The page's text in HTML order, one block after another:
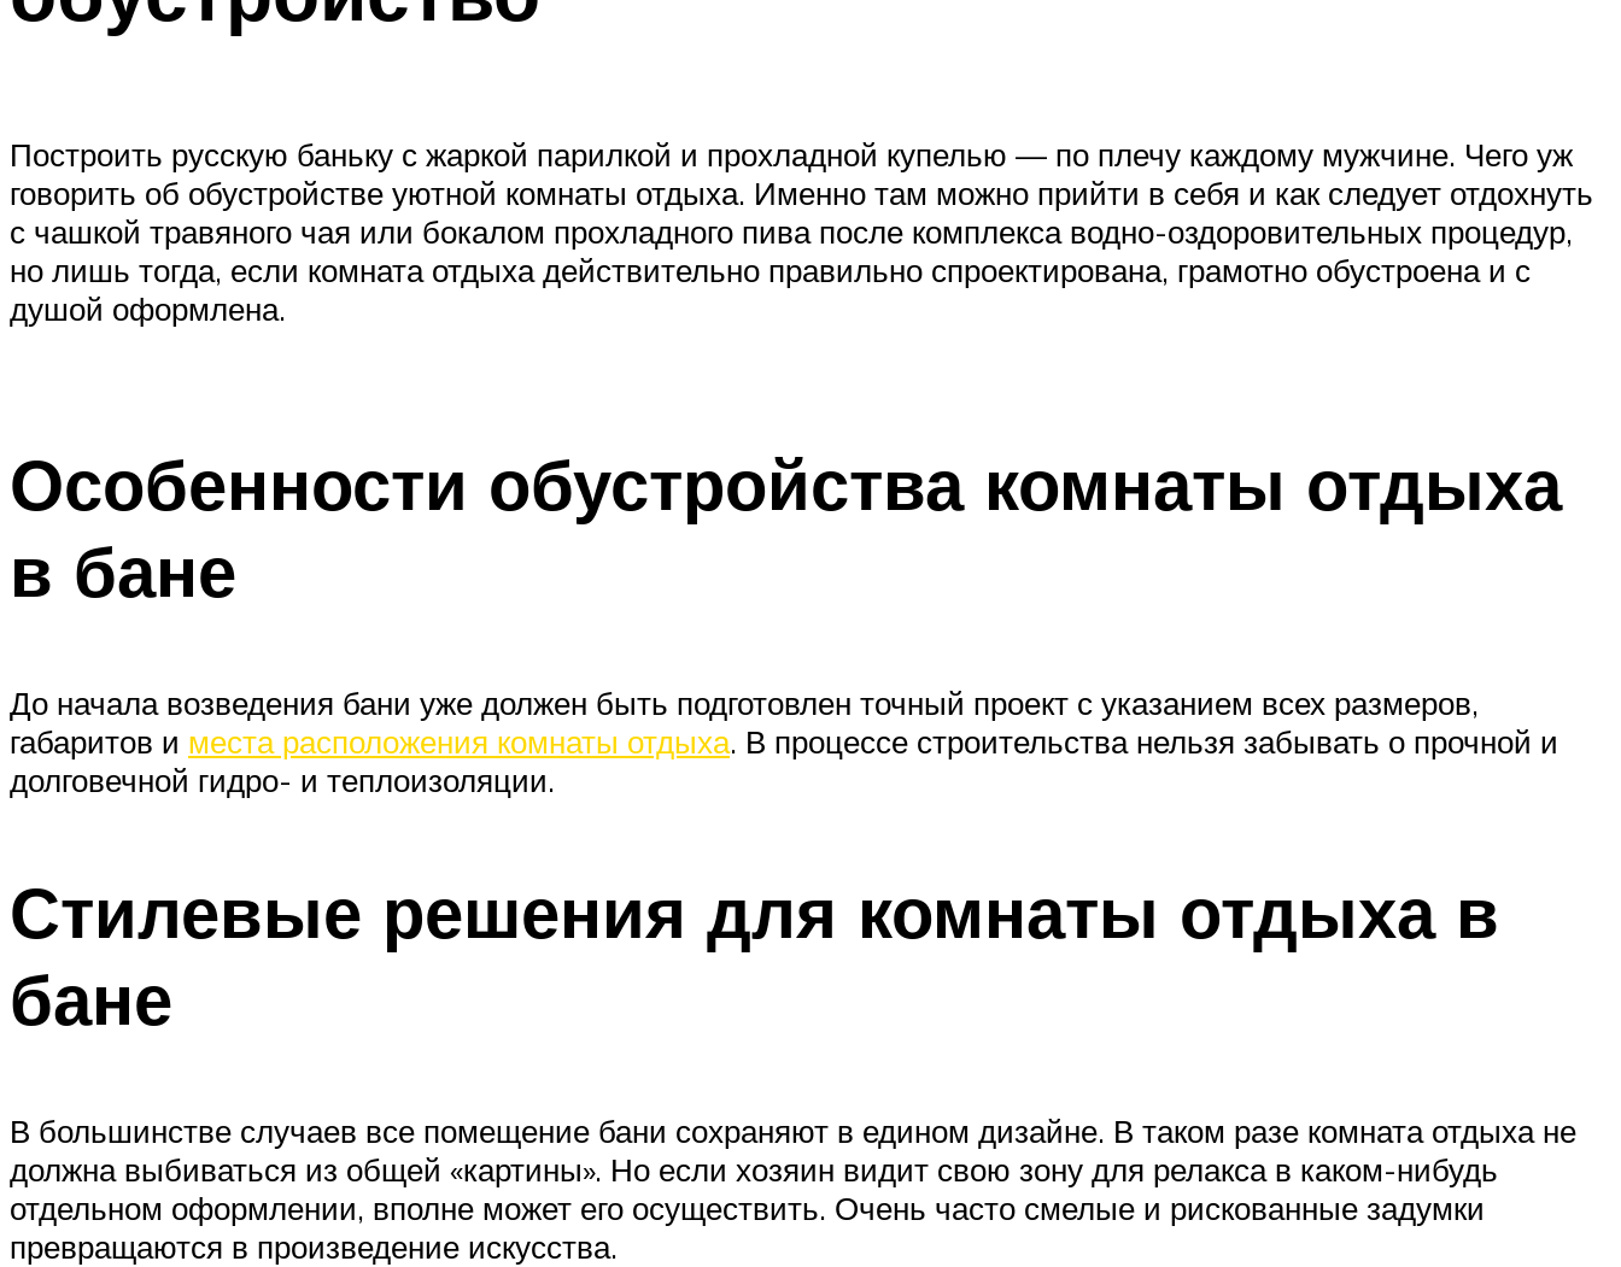
Построить русскую баньку с жаркой парилкой и прохладной купелью — по плечу каждому мужчине. Чего уж
говорить об обустройстве уютной комнаты отдыха. Именно там можно прийти в себя и как следует отдохнуть
с чашкой травяного чая или бокалом прохладного пива после комплекса водно-оздоровительных процедур,
но лишь тогда, если комната отдыха действительно правильно спроектирована, грамотно обустроена и с
душой оформлена.
Особенности обустройства комнаты отдыха
в бане
До начала возведения бани уже должен быть подготовлен точный проект с указанием всех размеров,
габаритов и места расположения комнаты отдыха. В процессе строительства нельзя забывать о прочной и
долговечной гидро- и теплоизоляции.
Стилевые решения для комнаты отдыха в
бане
В большинстве случаев все помещение бани сохраняют в едином дизайне. В таком разе комната отдыха не
должна выбиваться из общей «картины». Но если хозяин видит свою зону для релакса в каком-нибудь
отдельном оформлении, вполне может его осуществить. Очень часто смелые и рискованные задумки
превращаются в произведение искусства.